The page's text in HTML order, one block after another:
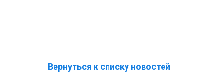
Вернуться к списку новостей